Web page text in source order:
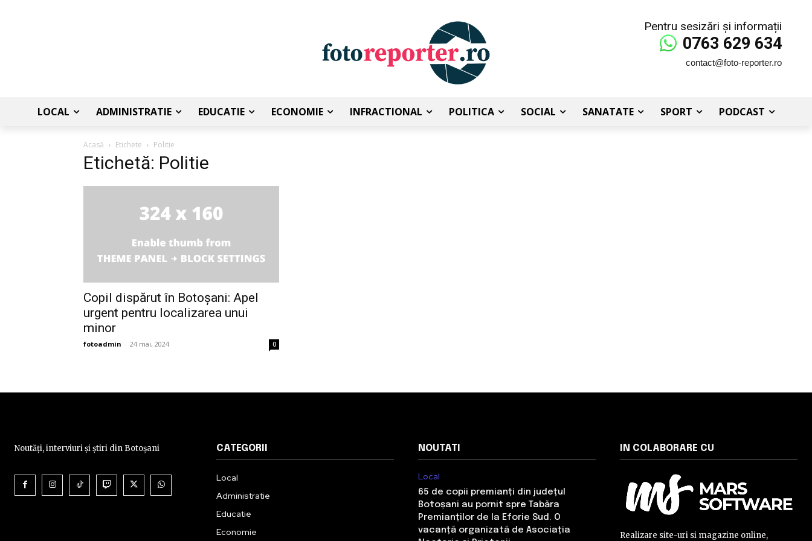
Pentru sesizări și informații
0763 629 634
contact@foto-reporter.ro
LOCAL ADMINISTRATIE EDUCATIE ECONOMIE INFRACTIONAL POLITICA SOCIAL SANATATE SPORT PODCAST
Acasă Etichete Politie
Etichetă: Politie
Copil dispărut în Botoșani: Apel
urgent pentru localizarea unui
minor
fotoadmin - 24 mai, 2024 0
Noutăți, interviuri și știri din Botoșani CATEGORII
Local
Administratie
Educatie
Economie
NOUTATI
Local
65 de copii premianți din județul
Botoșani au pornit spre Tabăra
Premianților de la Eforie Sud. O
vacanță organizată de Asociația
IN COLABORARE CU
Realizare site-uri si magazine online,